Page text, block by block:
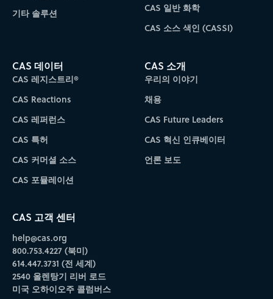
기타 솔루션
CAS 일반 화학
CAS 소스 색인 (CASSI)
CAS 데이터
CAS 레지스트리®
CAS Reactions
CAS 레퍼런스
CAS 특허
CAS 커머셜 소스
CAS 포뮬레이션
CAS 소개
우리의 이야기
채용
CAS Future Leaders
CAS 혁신 인큐베이터
언론 보도
CAS 고객 센터
help@cas.org
800.753.4227 (북미)
614.447.3731 (전 세계)
2540 올렌탕기 리버 로드
미국 오하이오주 콜럼버스